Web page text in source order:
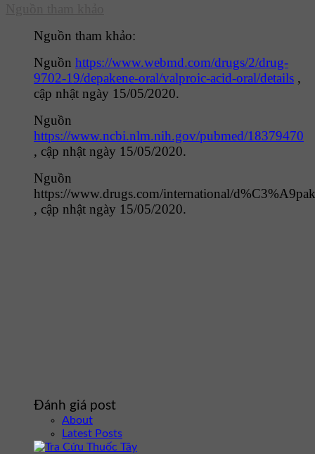
Nguồn tham khảo:
Nguồn https://www.webmd.com/drugs/2/drug-
9702-19/depakene-oral/valproic-acid-oral/details ,
cập nhật ngày 15/05/2020.
Nguồn
https://www.ncbi.nlm.nih.gov/pubmed/18379470
, cập nhật ngày 15/05/2020.
Nguồn
https://www.drugs.com/international/
, cập nhật ngày 15/05/2020.
Đánh giá post
About
Latest Posts